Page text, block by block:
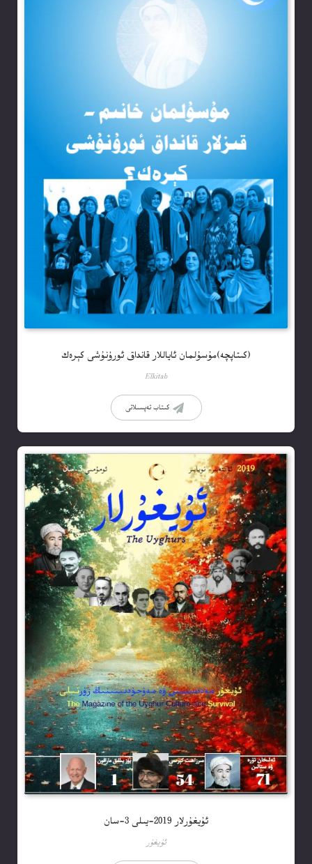
(كىتاپچە)مۇسۇلمان ئاياللار قانداق ئورۇنۇشى كېرەك
Elkitab
كىتاب تەپسىلاتى
ئۇيغۇرلار 2019-يىلى 3-سان
ئۇيغۇر